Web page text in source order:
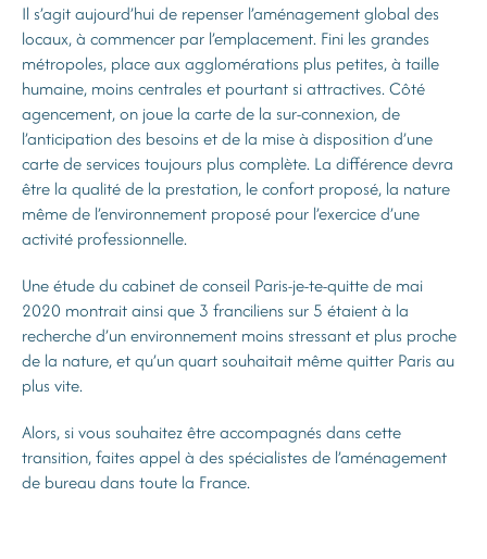
Il s’agit aujourd’hui de repenser l’aménagement global des
locaux, à commencer par l’emplacement. Fini les grandes
métropoles, place aux agglomérations plus petites, à taille
humaine, moins centrales et pourtant si attractives. Côté
agencement, on joue la carte de la sur-connexion, de
l’anticipation des besoins et de la mise à disposition d’une
carte de services toujours plus complète. La différence devra
être la qualité de la prestation, le confort proposé, la nature
même de l’environnement proposé pour l’exercice d’une
activité professionnelle.
Une étude du cabinet de conseil Paris-je-te-quitte de mai
2020 montrait ainsi que 3 franciliens sur 5 étaient à la
recherche d’un environnement moins stressant et plus proche
de la nature, et qu’un quart souhaitait même quitter Paris au
plus vite.
Alors, si vous souhaitez être accompagnés dans cette
transition, faites appel à des spécialistes de l’aménagement
de bureau dans toute la France.